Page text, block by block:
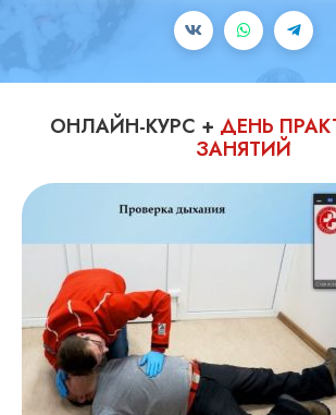
ОНЛАЙН-КУРС + ДЕНЬ
ЗАНЯТИЙ